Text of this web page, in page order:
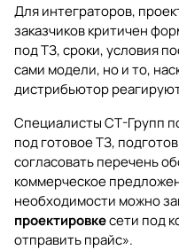
Для интеграторов,
заказчиков критичен
под ТЗ, сроки, условия
сами модели, но и то,
дистрибьютор
Специалисты СТ-Групп
под готовое ТЗ,
согласовать перечень
коммерческое
необходимости можно
проектировкесети под
отправить прайс».